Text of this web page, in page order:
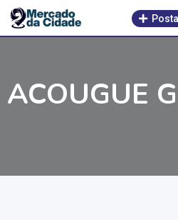
Pular
para
ACOUGUE